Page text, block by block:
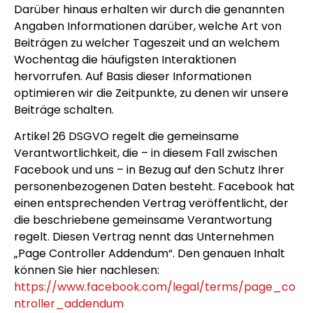
Darüber hinaus erhalten wir durch die genannten
Angaben Informationen darüber, welche Art von
Beiträgen zu welcher Tageszeit und an welchem
Wochentag die häufigsten Interaktionen
hervorrufen. Auf Basis dieser Informationen
optimieren wir die Zeitpunkte, zu denen wir unsere
Beiträge schalten.
Artikel 26 DSGVO regelt die gemeinsame
Verantwortlichkeit, die – in diesem Fall zwischen
Facebook und uns – in Bezug auf den Schutz Ihrer
personenbezogenen Daten besteht. Facebook hat
einen entsprechenden Vertrag veröffentlicht, der
die beschriebene gemeinsame Verantwortung
regelt. Diesen Vertrag nennt das Unternehmen
„Page Controller Addendum“. Den genauen Inhalt
können Sie hier nachlesen:
https://www.facebook.com/legal/terms/page_co
ntroller_addendum